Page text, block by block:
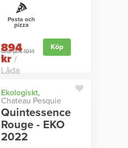
Pasta och
pizza
Ord. pris 1014
kr
894
kr/
Låda
Köp
Ekologiskt,
Chateau Pesquie
Quintessence
Rouge - EKO
2022